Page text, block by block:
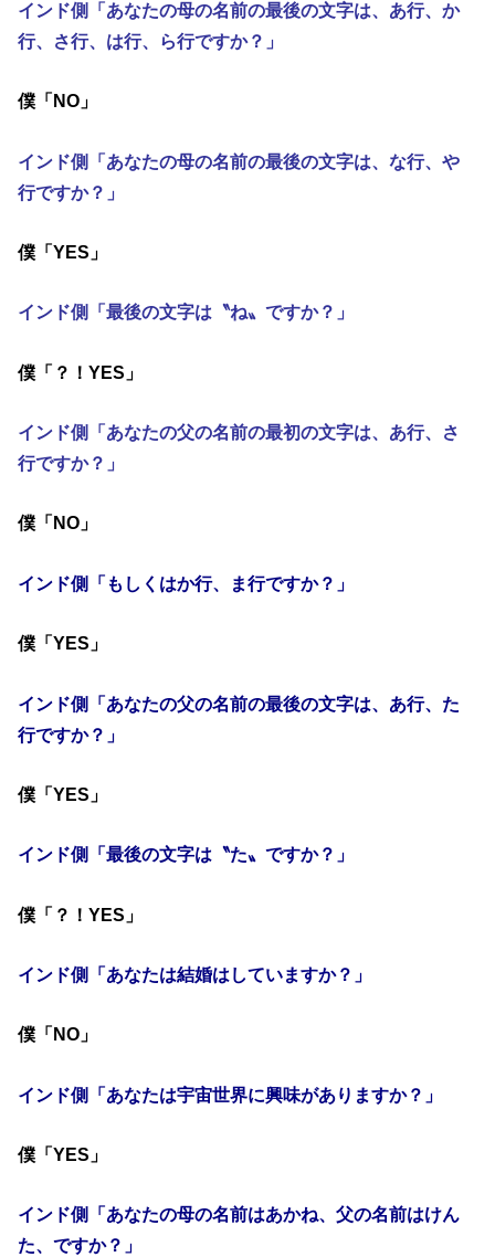
インド側「あなたの母の名前の最後の文字は、あ行、か
行、さ行、は行、ら行ですか？」
僕「NO」
インド側「あなたの母の名前の最後の文字は、な行、や
行ですか？」
僕「YES」
インド側「最後の文字は〝ね〟ですか？」
僕「？！YES」
インド側「あなたの父の名前の最初の文字は、あ行、さ
行ですか？」
僕「NO」
インド側「もしくはか行、ま行ですか？」
僕「YES」
インド側「あなたの父の名前の最後の文字は、あ行、た
行ですか？」
僕「YES」
インド側「最後の文字は〝た〟ですか？」
僕「？！YES」
インド側「あなたは結婚はしていますか？」
僕「NO」
インド側「あなたは宇宙世界に興味がありますか？」
僕「YES」
インド側「あなたの母の名前はあかね、父の名前はけん
た、ですか？」